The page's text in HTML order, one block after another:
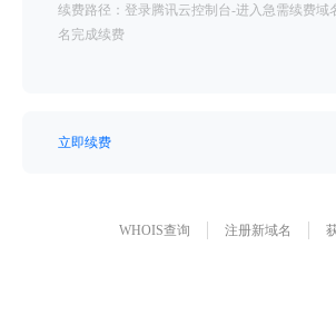
续费路径：登录腾讯云控制台-进入急需续费域
名完成续费
立即续费
WHOIS查询 注册新域名